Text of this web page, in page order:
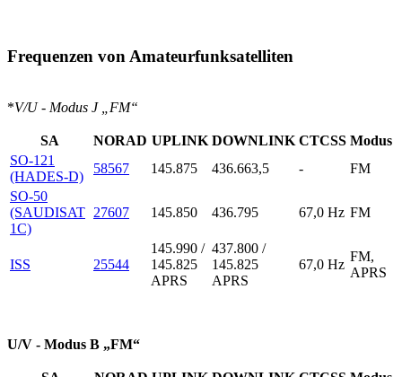
Frequenzen von Amateurfunksatelliten
*V/U - Modus J „FM“
SA NORAD UPLINK DOWNLINK CTCSS Modus
SO-121
(HADES-D)
58567 145.875 436.663,5 -
FM
SO-50
(SAUDISAT
1C)
27607 145.850 436.795 67,0 Hz FM
ISS 25544
145.990 /
145.825
APRS
437.800 /
145.825
APRS
67,0 Hz
FM,
APRS
U/V - Modus B „FM“